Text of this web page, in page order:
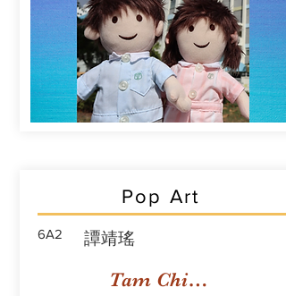
Pop Art
6A2 譚靖瑤
Tam Ching Yiu